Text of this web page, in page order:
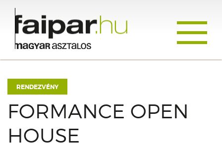
RENDEZVÉNY
FORMANCE OPEN
HOUSE